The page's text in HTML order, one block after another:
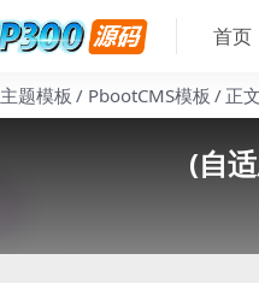
首页
主题模板 PbootCMS模板 正文
(自